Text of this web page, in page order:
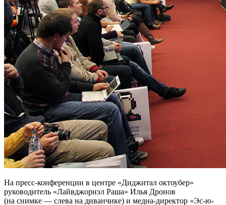
На пресс-конференции в центре «Диджитал октоубер»
руководитель «Лайвджорнэл Раша» Илья Дронов
(на снимке — слева на диванчике) и медиа-директор «Эс-ю-